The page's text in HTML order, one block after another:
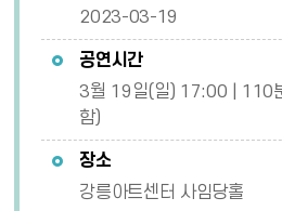
2023-03-19
공연시간
3월 19일(일) 17:00 | 110
함)
장소
강릉아트센터 사임당홀